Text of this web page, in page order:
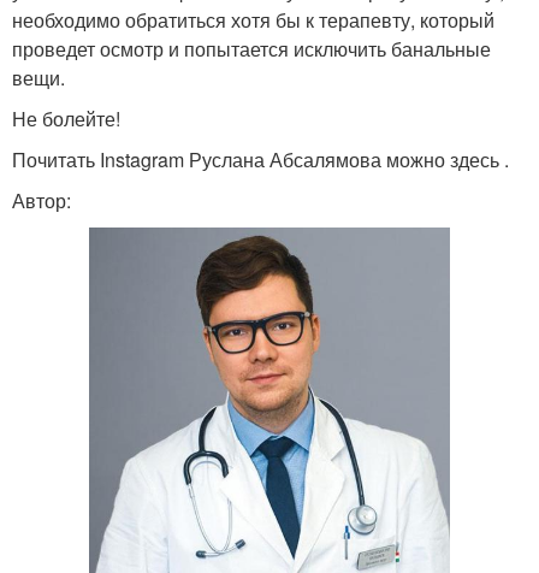
необходимо обратиться хотя бы к терапевту, который
проведет осмотр и попытается исключить банальные
вещи.
Не болейте!
Почитать Instagram Руслана Абсалямова можно здесь .
Автор: